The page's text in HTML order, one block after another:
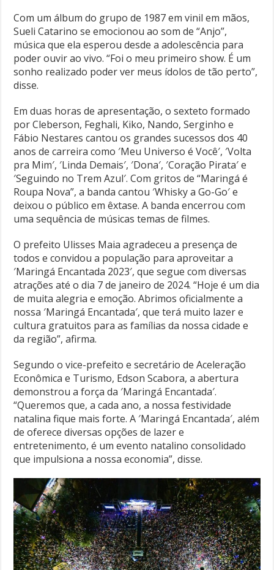
Com um álbum do grupo de 1987 em vinil em mãos,
Sueli Catarino se emocionou ao som de “Anjo”,
música que ela esperou desde a adolescência para
poder ouvir ao vivo. “Foi o meu primeiro show. É um
sonho realizado poder ver meus ídolos de tão perto”,
disse.
Em duas horas de apresentação, o sexteto formado
por Cleberson, Feghali, Kiko, Nando, Serginho e
Fábio Nestares cantou os grandes sucessos dos 40
anos de carreira como ′Meu Universo é Você′, ′Volta
pra Mim′, ′Linda Demais′, ′Dona′, ′Coração Pirata′ e
′Seguindo no Trem Azul′. Com gritos de “Maringá é
Roupa Nova”, a banda cantou ′Whisky a Go-Go′ e
deixou o público em êxtase. A banda encerrou com
uma sequência de músicas temas de filmes.
O prefeito Ulisses Maia agradeceu a presença de
todos e convidou a população para aproveitar a
′Maringá Encantada 2023′, que segue com diversas
atrações até o dia 7 de janeiro de 2024. “Hoje é um dia
de muita alegria e emoção. Abrimos oficialmente a
nossa ′Maringá Encantada′, que terá muito lazer e
cultura gratuitos para as famílias da nossa cidade e
da região”, afirma.
Segundo o vice-prefeito e secretário de Aceleração
Econômica e Turismo, Edson Scabora, a abertura
demonstrou a força da ′Maringá Encantada′.
“Queremos que, a cada ano, a nossa festividade
natalina fique mais forte. A ′Maringá Encantada′, além
de oferece diversas opções de lazer e
entretenimento, é um evento natalino consolidado
que impulsiona a nossa economia”, disse.